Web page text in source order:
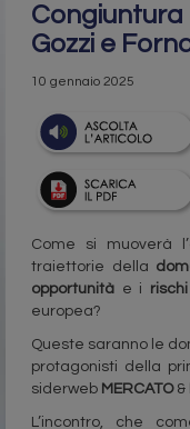
Gozzi e
10 gennaio 2025
Come si muoverà
traiettorie della
opportunità e i rischi
europea?
Queste saranno le
protagonisti della
siderweb MERCATO &
L’incontro, che